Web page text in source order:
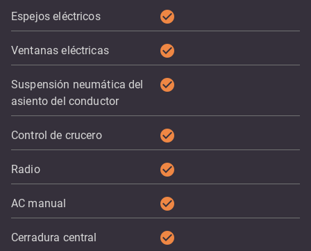
Espejos eléctricos check_circle
Ventanas eléctricas check_circle
Suspensión neumática del
asiento del conductor
check_circle
Control de crucero check_circle
Radio check_circle
AC manual check_circle
Cerradura central check_circle